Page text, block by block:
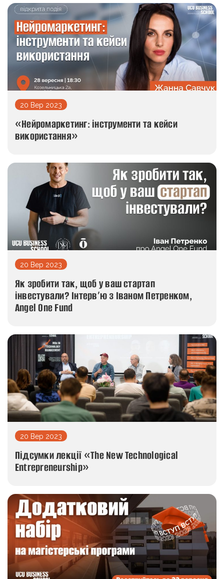
20 Вер 2023
«Нейромаркетинг: інструменти та кейси
використання»
20 Вер 2023
Як зробити так, щоб у ваш стартап
інвестували? Інтерв’ю з Іваном Петренком,
Angel One Fund
20 Вер 2023
Підсумки лекції «The New Technological
Entrepreneurship»